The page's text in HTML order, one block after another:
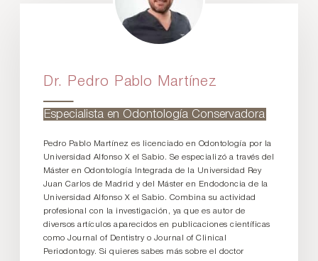
Dr. Pedro Pablo Martínez
Especialista en Odontología Conservadora
Pedro Pablo Martínez es licenciado en Odontología por la
Universidad Alfonso X el Sabio. Se especializó a través del
Máster en Odontología Integrada de la Universidad Rey
Juan Carlos de Madrid y del Máster en Endodoncia de la
Universidad Alfonso X el Sabio. Combina su actividad
profesional con la investigación, ya que es autor de
diversos artículos aparecidos en publicaciones científicas
como Journal of Dentistry o Journal of Clinical
Periodontogy. Si quieres sabes más sobre el doctor